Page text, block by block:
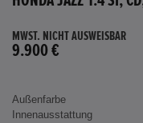
MWST. NICHT AUSWEISBAR
9.900 €
Außenfarbe
Innenausstattung